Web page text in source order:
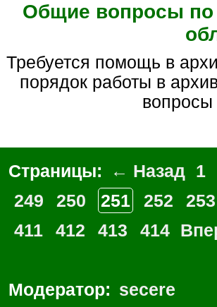
Общие вопросы по
Требуется помощь в архиве, информация о предках,
порядок работы в
Страницы: ← Назад 1
249
250 251 252 253
411
412 413 414
Модератор: secere